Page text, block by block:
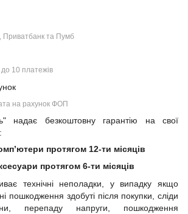
Приватбанк та Пумб
10 платежів
на рахунок ФОП
надає безкоштовну гарантію на свої
протягом 12-ти місяців
протягом 6-ти місяців
технічні неполадки, у випадку якщо
пошкодження здобуті після покупки, сліди
перепаду напруги, пошкодження